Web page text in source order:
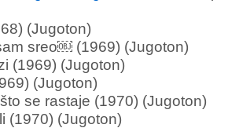
(Jugoton)
sreo￼ (1969) (Jugoton)
(1969) (Jugoton)
(Jugoton)
se rastaje (1970) (Jugoton)
(1970) (Jugoton)